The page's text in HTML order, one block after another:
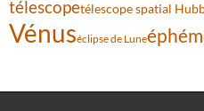
télescopetélescope spatial
Vénuséclipse de Lune